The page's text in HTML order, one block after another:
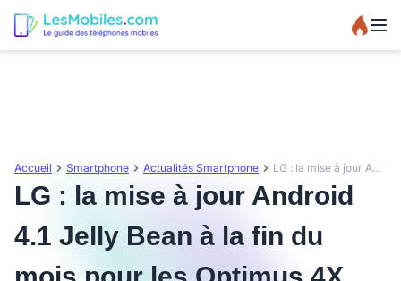
Accueil Smartphone Actualités Smartphone LG : la mise à jour Android 4.1 Jelly Bean à la fin du mois pour les Optimus 4X HD et Optimus L7
LG : la mise à jour Android
4.1 Jelly Bean à la fin du